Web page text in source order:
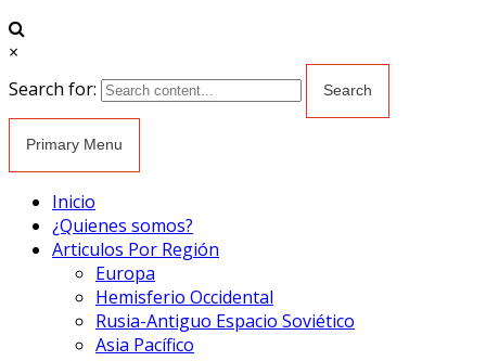
×
Search for:
Primary Menu
Inicio
¿Quienes somos?
Articulos Por Región
Europa
Hemisferio Occidental
Rusia-Antiguo Espacio Soviético
Asia Pacífico